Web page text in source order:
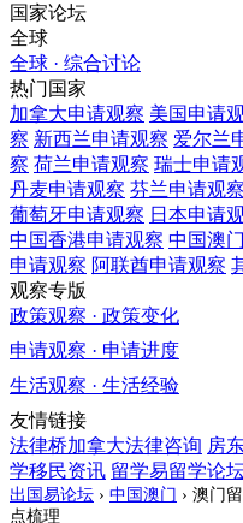
国家论坛
全球
全球 · 综合讨论
热门国家
加拿大申请观察 美国申请
察 新西兰申请观察 爱尔兰
察 荷兰申请观察 瑞士申请
丹麦申请观察 芬兰申请观察
葡萄牙申请观察 日本申请
中国香港申请观察 中国澳门
申请观察 阿联酋申请观察
观察专版
政策观察 · 政策变化
申请观察 · 申请进度
生活观察 · 生活经验
友情链接
法律桥加拿大法律咨询 房
学移民资讯 留学易留学论
出国易论坛 › 中国澳门 › 澳门
点梳理